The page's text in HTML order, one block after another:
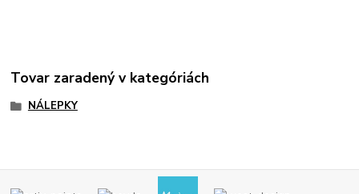
Tovar zaradený v kategóriách
NÁLEPKY